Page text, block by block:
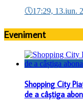
🕔17:29, 13.iun.
Eveniment
Shopping City
de a câștiga